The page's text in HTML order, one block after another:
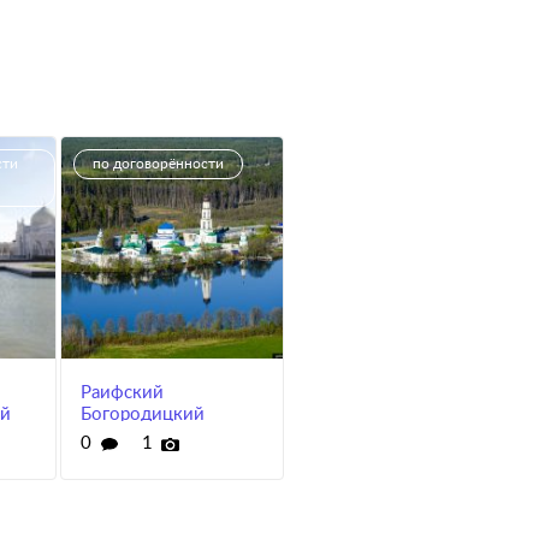
Раифский
Богородицкий
монастырь
0 1
по договорённости